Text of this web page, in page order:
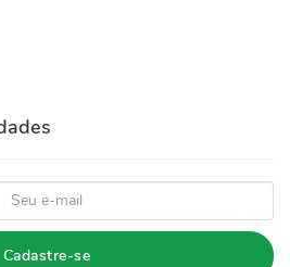
Cadastre-se